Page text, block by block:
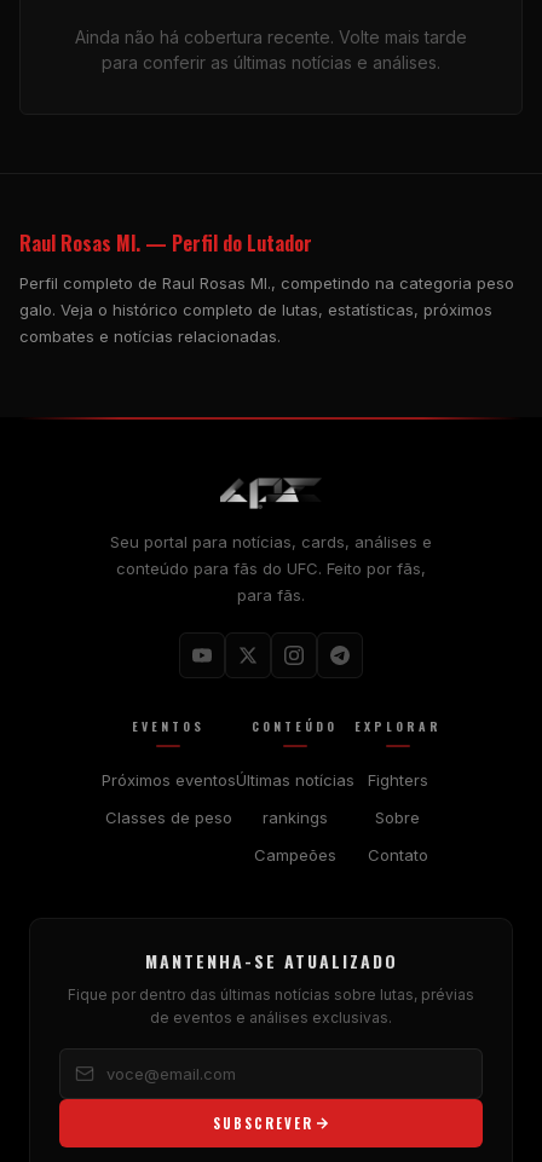
Ainda não há cobertura recente. Volte mais tarde
para conferir as últimas notícias e análises.
Raul Rosas Ml. — Perfil do Lutador
Perfil completo de Raul Rosas Ml., competindo na categoria peso
galo. Veja o histórico completo de lutas, estatísticas, próximos
combates e notícias relacionadas.
Seu portal para notícias, cards, análises e
conteúdo para fãs do UFC. Feito por fãs,
para fãs.
EVENTOS
Próximos eventos
Classes de peso
CONTEÚDO
Últimas notícias
rankings
Campeões
EXPLORAR
Fighters
Sobre
Contato
MANTENHA-SE ATUALIZADO
Fique por dentro das últimas notícias sobre lutas, prévias
de eventos e análises exclusivas.
SUBSCREVER